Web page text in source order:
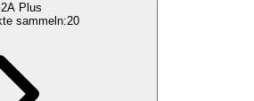
Plus
sammeln:20